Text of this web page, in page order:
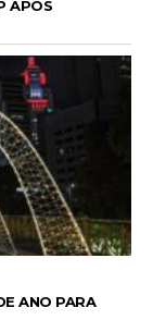
APÓS
ANO PARA